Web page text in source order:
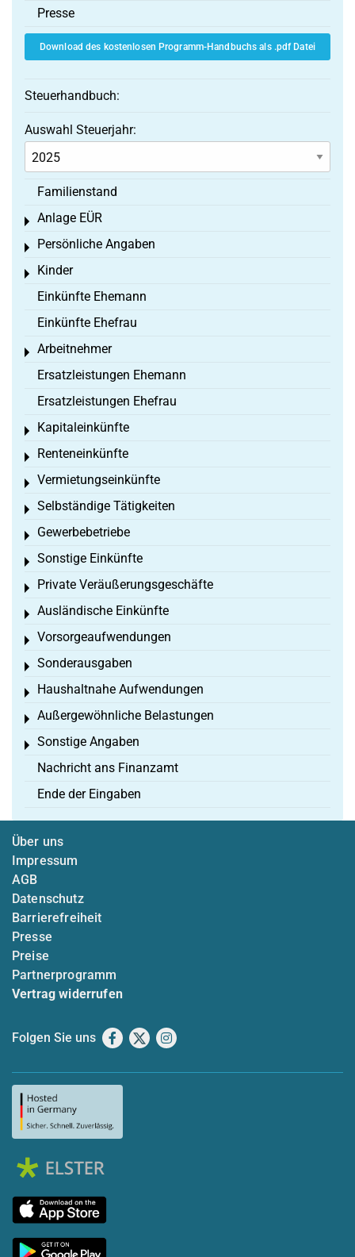
Presse
Download des kostenlosen Programm-Handbuchs als .pdf Datei
Steuerhandbuch:
Auswahl Steuerjahr:
Familienstand
Anlage EÜR
Toggle menu
Persönliche Angaben
Toggle menu
Kinder
Toggle menu
Einkünfte Ehemann
Einkünfte Ehefrau
Arbeitnehmer
Toggle menu
Ersatzleistungen Ehemann
Ersatzleistungen Ehefrau
Kapitaleinkünfte
Toggle menu
Renteneinkünfte
Toggle menu
Vermietungseinkünfte
Toggle menu
Selbständige Tätigkeiten
Toggle menu
Gewerbebetriebe
Toggle menu
Sonstige Einkünfte
Toggle menu
Private Veräußerungsgeschäfte
Toggle menu
Ausländische Einkünfte
Toggle menu
Vorsorgeaufwendungen
Toggle menu
Sonderausgaben
Toggle menu
Haushaltnahe Aufwendungen
Toggle menu
Außergewöhnliche Belastungen
Toggle menu
Sonstige Angaben
Toggle menu
Nachricht ans Finanzamt
Ende der Eingaben
Über uns
Impressum
AGB
Datenschutz
Barrierefreiheit
Presse
Preise
Partnerprogramm
Vertrag widerrufen
Folgen Sie uns Facebook
X Instagram